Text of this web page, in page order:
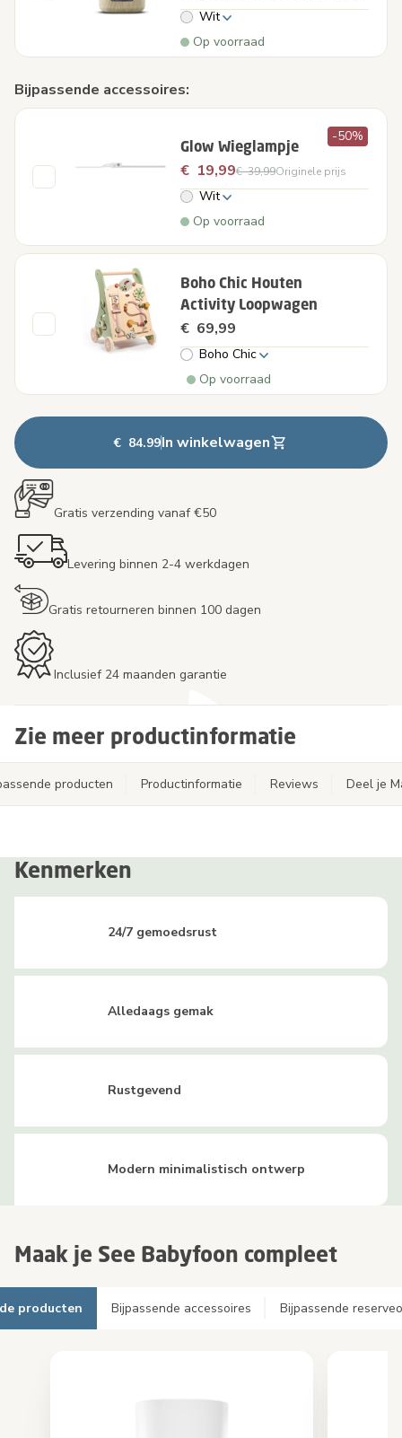
Wit
Op voorraad
Bijpassende accessoires:
Glow Wieglampje
€ 19,99
-50%
€ 39,99Originele prijs
Wit
Op voorraad
Boho Chic Houten
Activity Loopwagen
€ 69,99
Boho Chic
Op voorraad
€ 84.99In winkelwagen
Gratis verzending vanaf €50
Levering binnen 2-4 werkdagen
Gratis retourneren binnen 100 dagen
Inclusief 24 maanden garantie
Zie meer productinformatie
producten Productinformatie Reviews Deel je
Kenmerken
24/7 gemoedsrust
Alledaags gemak
Rustgevend
Modern minimalistisch ontwerp
Maak je See Babyfoon compleet
producten Bijpassende accessoires Bijpassende